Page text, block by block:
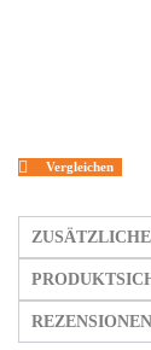
Vergleichen